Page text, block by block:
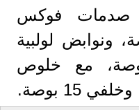
صدمات فوكس
3.1 بوصة، ونوابض لولبية
مقاس 24 بوصة، مع خلوص